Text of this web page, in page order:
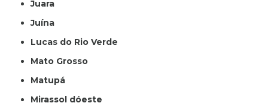
Juara
Juína
Lucas do Rio Verde
Mato Grosso
Matupá
Mirassol dóeste